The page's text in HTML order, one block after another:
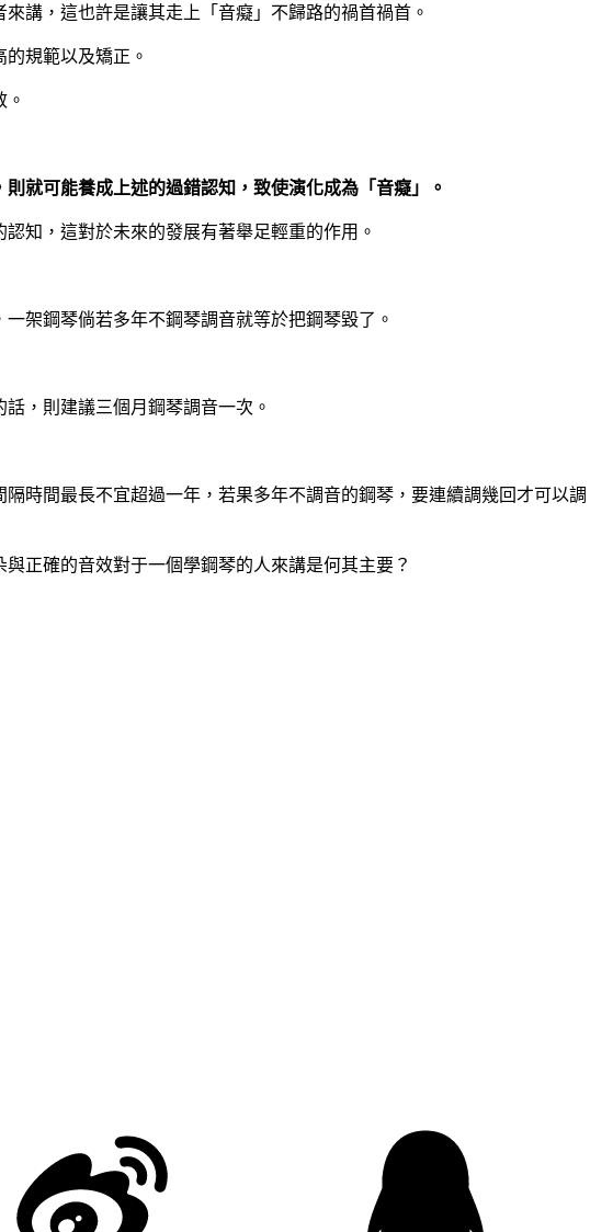
講，這也許是讓其走上「音癡」不歸路的禍首禍首。
規範以及矯正。
就可能養成上述的過錯認知，致使演化成為「音癡」。
知，這對於未來的發展有著舉足輕重的作用。
架鋼琴倘若多年不鋼琴調音就等於把鋼琴毀了。
，則建議三個月鋼琴調音一次。
時間最長不宜超過一年，若果多年不調音的鋼琴，要連續調幾回才可以調
正確的音效對于一個學鋼琴的人來講是何其主要？